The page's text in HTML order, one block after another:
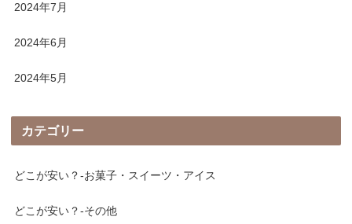
2024年7月
2024年6月
2024年5月
カテゴリー
どこが安い？-お菓子・スイーツ・アイス
どこが安い？-その他